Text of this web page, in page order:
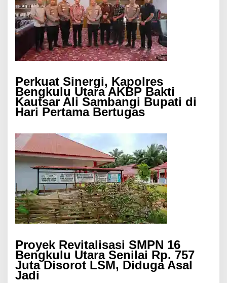
Perkuat Sinergi, Kapolres
Bengkulu Utara AKBP Bakti
Kautsar Ali Sambangi Bupati di
Hari Pertama Bertugas
Proyek Revitalisasi SMPN 16
Bengkulu Utara Senilai Rp. 757
Juta Disorot LSM, Diduga Asal
Jadi